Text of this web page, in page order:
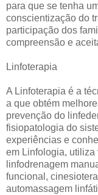
para que se tenha
conscientização do
participação dos
compreensão e
Linfoterapia
A Linfoterapia é a
a que obtém
prevenção do
fisiopatologia do
experiências e
em Linfologia, utiliza
linfodrenagem
funcional,
automassagem